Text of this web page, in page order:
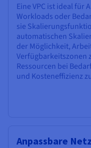
Eine VPC ist ideal für
Workloads oder
sie
automatischen
der Möglichkeit,
Verfügbarkeitszonen
Ressourcen bei
und Kosteneffizienz
Anpassbare